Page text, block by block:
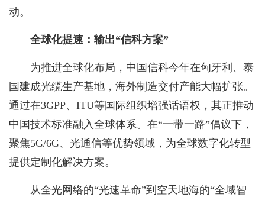
动。
全球化提速：输出“信科方案”
为推进全球化布局，中国信科今年在匈牙利、泰
国建成光缆生产基地，海外制造交付产能大幅扩张。
通过在3GPP、ITU等国际组织增强话语权，其正推动
中国技术标准融入全球体系。在“一带一路”倡议下，
聚焦5G/6G、光通信等优势领域，为全球数字化转型
提供定制化解决方案。
从全光网络的“光速革命”到空天地海的“全域智